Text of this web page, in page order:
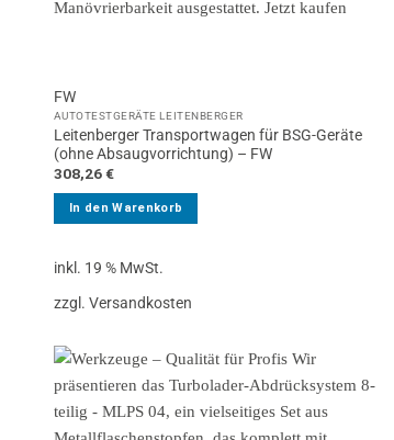
FW
AUTOTESTGERÄTE LEITENBERGER
Leitenberger Transportwagen für BSG-Geräte
(ohne Absaugvorrichtung) – FW
308,26€
In den Warenkorb
inkl. 19 % MwSt.
zzgl. Versandkosten